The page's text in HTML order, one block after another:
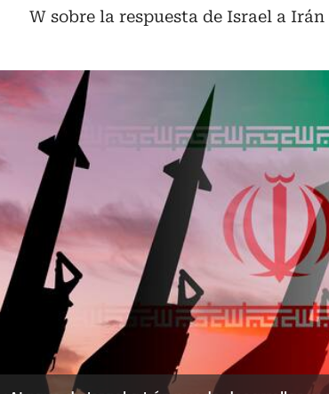
W sobre la respuesta de Israel a